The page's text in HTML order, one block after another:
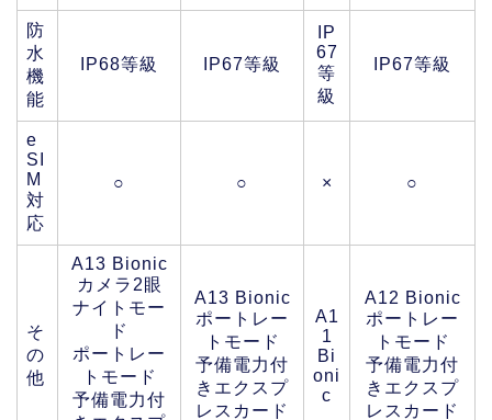
防
水
機
能
IP68等級 IP67等級
IP
67
等
級
IP67等級
e
SI
M
対
応
○ ○ × ○
そ
の
他
A13 Bionic
カメラ2眼
ナイトモー
ド
ポートレー
トモード
予備電力付
A13 Bionic
ポートレー
トモード
予備電力付
きエクスプ
レスカード
A1
1
Bi
oni
c
A12 Bionic
ポートレー
トモード
予備電力付
きエクスプ
レスカード